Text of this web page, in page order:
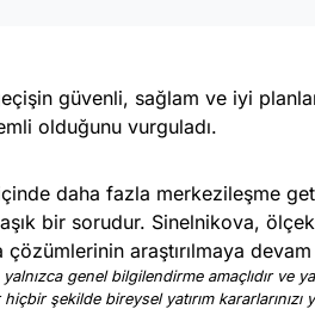
güvenli, sağlam ve iyi
olduğunu vurguladı.
daha fazla merkezileşme
bir sorudur. Sinelnikova,
çözümlerinin araştırılmaya
genel bilgilendirme amaçlıdır ve
şekilde bireysel yatırım kararlarınızı